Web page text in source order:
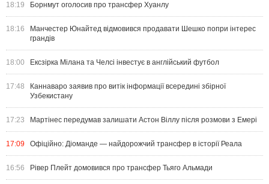
18:19 Борнмут оголосив про трансфер Хуанлу
18:16
Манчестер Юнайтед відмовився продавати Шешко попри інтерес
грандів
18:00 Ексзірка Мілана та Челсі інвестує в англійський футбол
17:48
Каннаваро заявив про витік інформації всередині збірної
Узбекистану
17:23 Мартінес передумав залишати Астон Віллу після розмови з Емері
17:09 Офіційно: Діоманде — найдорожчий трансфер в історії Реала
16:56 Рівер Плейт домовився про трансфер Тьяго Альмади